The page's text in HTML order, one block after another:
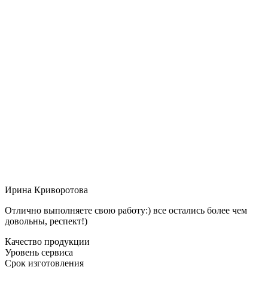
Ирина Криворотова
Отлично выполняете свою работу:) все остались более чем
довольны, респект!)
Качество продукции
Уровень сервиса
Срок изготовления